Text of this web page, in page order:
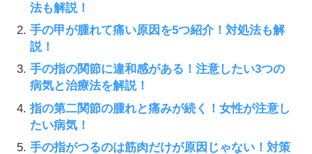
法も解説！
手の甲が腫れて痛い原因を5つ紹介！対処法も解
説！
手の指の関節に違和感がある！注意したい3つの
病気と治療法を解説！
指の第二関節の腫れと痛みが続く！女性が注意し
たい病気！
手の指がつるのは筋肉だけが原因じゃない！対策